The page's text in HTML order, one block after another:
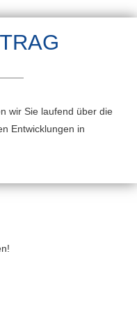
wir Sie laufend über die
Entwicklungen in